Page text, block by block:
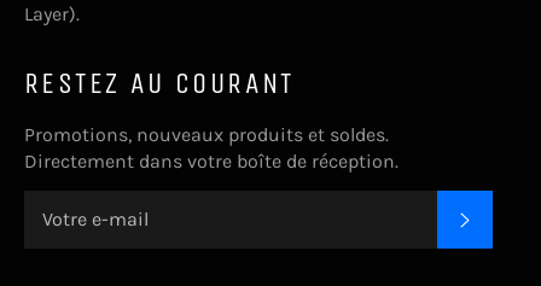
Layer).
RESTEZ AU COURANT
Promotions, nouveaux produits et soldes.
Directement dans votre boîte de réception.